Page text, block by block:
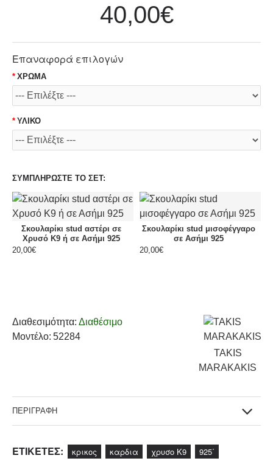
Διαθεσιμότητα: Διαθέσιμο
Μοντέλο: 52284
TAKIS
MARAKAKIS
40,00€
ΧΡΩΜΑ
ΥΛΙΚΟ
Επαναφορά επιλογών
ΠΕΡΙΓΡΑΦΗ
ΣΥΜΠΛΗΡΩΣΤΕ ΤΟ ΣΕΤ:
Σκουλαρίκι stud αστέρι σε
Χρυσό Κ9 ή σε Ασήμι 925
20,00€
Σκουλαρίκι stud μισοφέγγαρο
σε Ασήμι 925
20,00€
ΕΤΙΚΕΤΕΣ: κρικος καρδια χρυσο Κ9 925΄